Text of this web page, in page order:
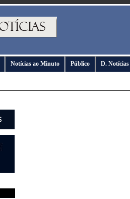
Notícias ao Minuto Público D. Notícias